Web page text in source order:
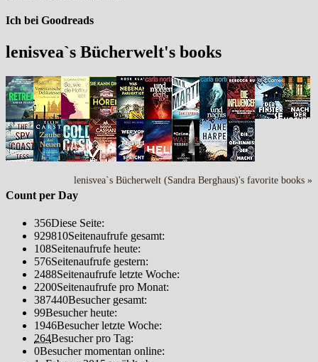
Ich bei Goodreads
lenisvea`s Bücherwelt's books
lenisvea`s Bücherwelt (Sandra Berghaus)'s favorite books »
Count per Day
356Diese Seite:
929810Seitenaufrufe gesamt:
108Seitenaufrufe heute:
576Seitenaufrufe gestern:
2488Seitenaufrufe letzte Woche:
2200Seitenaufrufe pro Monat:
387440Besucher gesamt:
99Besucher heute:
1946Besucher letzte Woche:
264Besucher pro Tag:
0Besucher momentan online: